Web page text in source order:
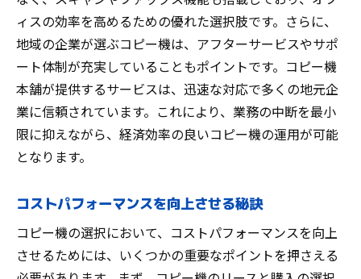
ィスの効率を高めるための優れた選択肢です。さらに、
地域の企業が選ぶコピー機は、アフターサービスやサポ
ート体制が充実していることもポイントです。コピー機
本舗が提供するサービスは、迅速な対応で多くの地元企
業に信頼されています。これにより、業務の中断を最小
限に抑えながら、経済効率の良いコピー機の運用が可能
となります。
コストパフォーマンスを向上させる秘訣
コピー機の選択において、コストパフォーマンスを向上
させるためには、いくつかの重要なポイントを押さえる